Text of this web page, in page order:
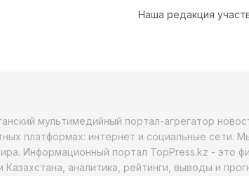
Наша редакция
мультимедийный портал-агрегатор
платформах: интернет и социальные сети.
Информационный портал TopPress.kz - это
Казахстана, аналитика, рейтинги, выводы и